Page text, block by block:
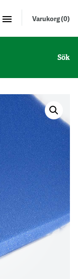
Varukorg (0)
Sök